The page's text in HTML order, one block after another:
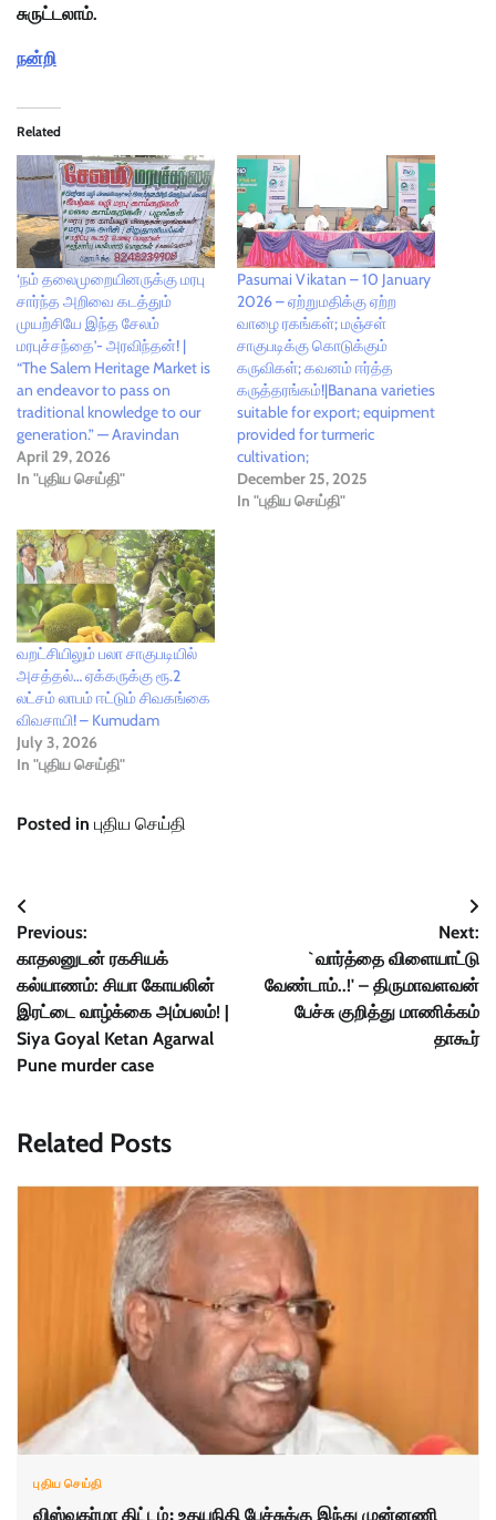
சுருட்டலாம்.
நன்றி
Related
‘நம் தலைமுறையினருக்கு மரபு
சார்ந்த அறிவை கடத்தும்
முயற்சியே இந்த சேலம்
மரபுச்சந்தை’- அரவிந்தன்! |
“The Salem Heritage Market is
an endeavor to pass on
traditional knowledge to our
generation.” — Aravindan
April 29, 2026
In "புதிய செய்தி"
Pasumai Vikatan – 10 January
2026 – ஏற்றுமதிக்கு ஏற்ற
வாழை ரகங்கள்; மஞ்சள்
சாகுபடிக்கு கொடுக்கும்
கருவிகள்; கவனம் ஈர்த்த
கருத்தரங்கம்!|Banana varieties
suitable for export; equipment
provided for turmeric
cultivation;
December 25, 2025
In "புதிய செய்தி"
வறட்சியிலும் பலா சாகுபடியில்
அசத்தல்… ஏக்கருக்கு ரூ.2
லட்சம் லாபம் ஈட்டும் சிவகங்கை
விவசாயி! – Kumudam
July 3, 2026
In "புதிய செய்தி"
Posted in புதிய செய்தி
Post
navigation
Previous:
காதலனுடன் ரகசியக்
கல்யாணம்: சியா கோயலின்
இரட்டை வாழ்க்கை அம்பலம்! |
Siya Goyal Ketan Agarwal
Pune murder case
Next:
`வார்த்தை விளையாட்டு
வேண்டாம்..!' – திருமாவளவன்
பேச்சு குறித்து மாணிக்கம்
தாகூர்
Related Posts
புதிய செய்தி
விஸ்வகர்மா திட்டம்: உதயநிதி பேச்சுக்கு இந்து முன்னணி